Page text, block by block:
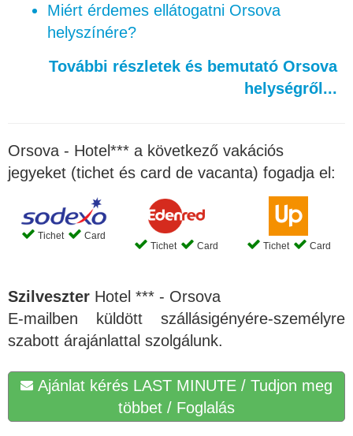
Miért érdemes ellátogatni Orsova
helyszínére?
További részletek és bemutató Orsova
helységről...
Orsova - Hotel*** a következő vakációs
jegyeket (tichet és card de vacanta) fogadja el:
Tichet
Card
Tichet
Card Tichet Card
Szilveszter Hotel *** - Orsova
E-mailben küldött szállásigényére-személyre
szabott árajánlattal szolgálunk.
Ajánlat kérés LAST MINUTE / Tudjon meg
többet / Foglalás